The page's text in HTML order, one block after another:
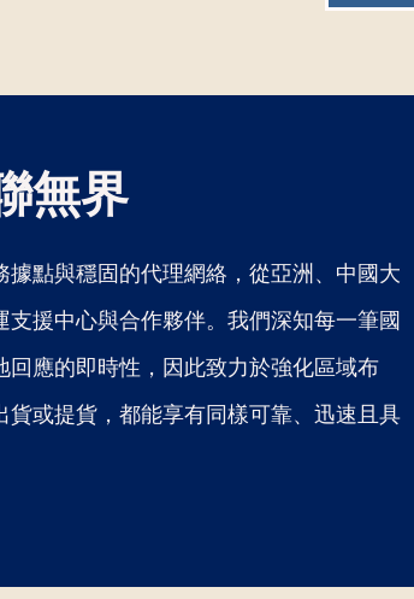
無界
點與穩固的代理網絡，從亞洲、中國大
援中心與合作夥伴。我們深知每一筆國
回應的即時性，因此致力於強化區域布
貨或提貨，都能享有同樣可靠、迅速且具